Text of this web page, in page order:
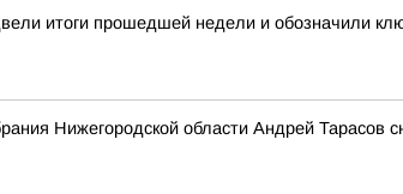
итоги прошедшей недели и обозначили
Нижегородской области Андрей Тарасов